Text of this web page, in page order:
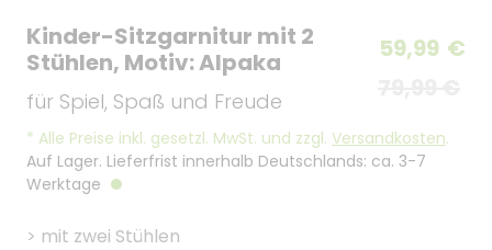
Kinder-Sitzgarnitur mit 2
Stühlen, Motiv: Alpaka
für Spiel, Spaß und Freude
59,99 €
* Alle Preise inkl. gesetzl. MwSt. und zzgl. Versandkosten.
Auf Lager. Lieferfrist innerhalb Deutschlands: ca. 3-7
Werktage
> mit zwei Stühlen